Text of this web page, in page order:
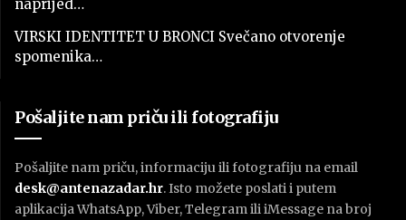
naprijed…
VIRSKI IDENTITET U BRONCI Svečano otvorenje
spomenika…
Pošaljite nam priču ili fotografiju
Pošaljite nam priču, informaciju ili fotografiju na email
desk@antenazadar.hr. Isto možete poslati i putem
aplikacija WhatsApp, Viber, Telegram ili iMessage na broj